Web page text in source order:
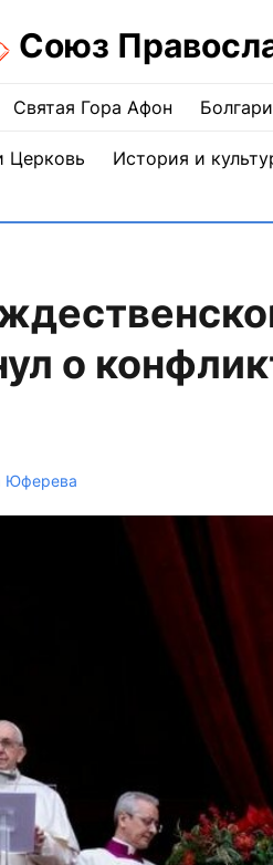
Союз
Святая Гора Афон
Церковь История и
о
Юферева